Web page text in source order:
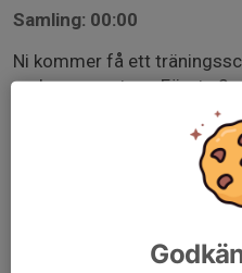
Samling: 00:00
Ni kommer få ett
under semestern. Första 2